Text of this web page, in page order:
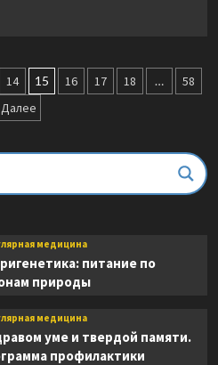
14 15 16 17 18 …
58
Далее
развиваться и не
медицина
питание по
природы
медицина
уме и твердой памяти.
профилактики